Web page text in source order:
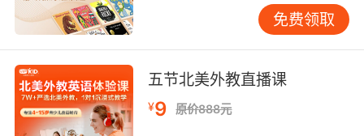
免费领取
五节北美外教直播课
¥9 原价888元